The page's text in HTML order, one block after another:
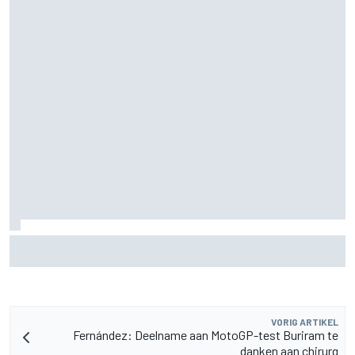
VORIG ARTIKEL
Fernández: Deelname aan MotoGP-test Buriram te
danken aan chirurg